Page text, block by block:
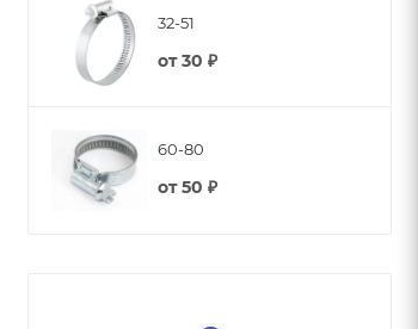
32-51
от30 ₽
60-80
от50 ₽